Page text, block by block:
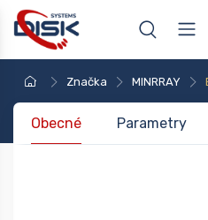
Značka MINRRAY
Obecné Parametry